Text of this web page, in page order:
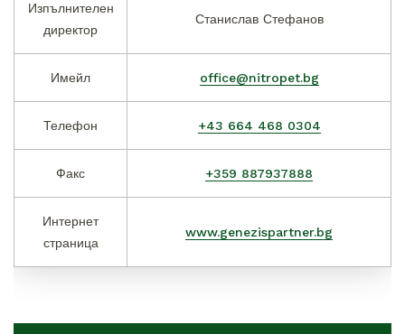
Изпълнителен
директор
Станислав Стефанов
Имейл office@nitropet.bg
Телефон +43 664 468 0304
Факс +359 887937888
Интернет
страница
www.genezispartner.bg